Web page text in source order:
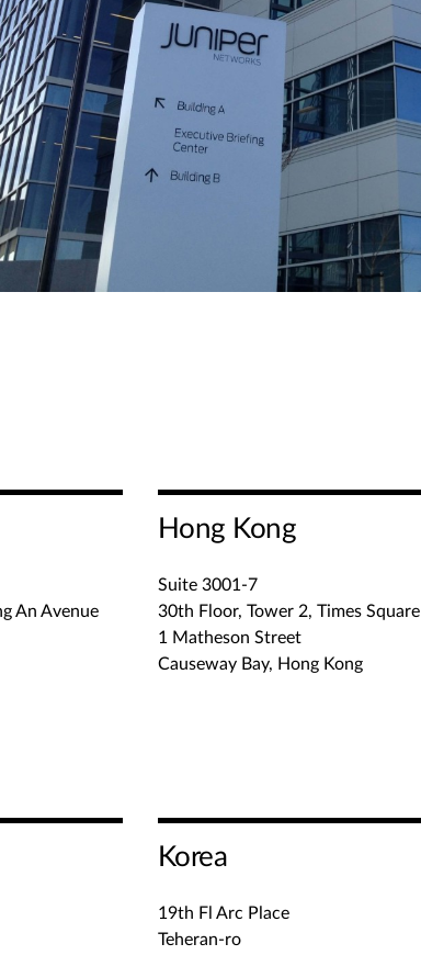
An Avenue
Hong Kong
Suite 3001-7
30th Floor, Tower 2, Times Square
1 Matheson Street
Causeway Bay, Hong Kong
Korea
19th Fl Arc Place
Teheran-ro